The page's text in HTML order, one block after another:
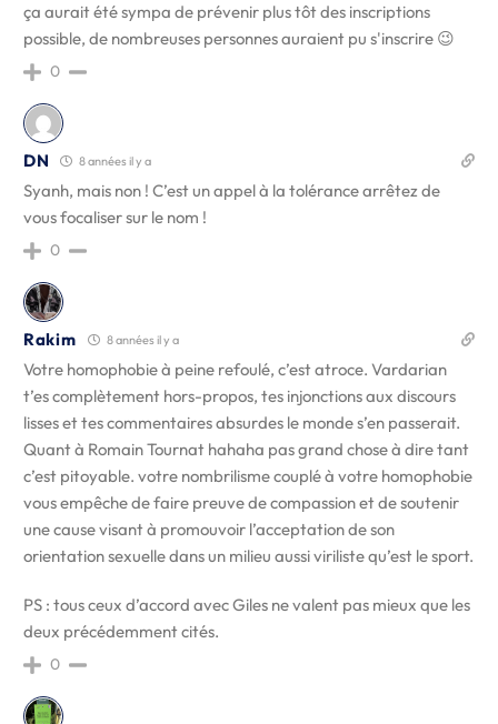
ça aurait été sympa de prévenir plus tôt des inscriptions
possible, de nombreuses personnes auraient pu s'inscrire 😉
0
DN 8 années il y a
Syanh, mais non ! C’est un appel à la tolérance arrêtez de
vous focaliser sur le nom !
0
Rakim 8 années il y a
Votre homophobie à peine refoulé, c’est atroce. Vardarian
t’es complètement hors-propos, tes injonctions aux discours
lisses et tes commentaires absurdes le monde s’en passerait.
Quant à Romain Tournat hahaha pas grand chose à dire tant
c’est pitoyable. votre nombrilisme couplé à votre homophobie
vous empêche de faire preuve de compassion et de soutenir
une cause visant à promouvoir l’acceptation de son
orientation sexuelle dans un milieu aussi viriliste qu’est le sport.
PS : tous ceux d’accord avec Giles ne valent pas mieux que les
deux précédemment cités.
0